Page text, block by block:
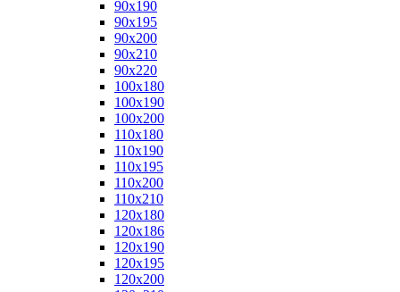
90x190
90x195
90x200
90x210
90x220
100x180
100x190
100x200
110x180
110x190
110x195
110x200
110x210
120x180
120x186
120x190
120x195
120x200